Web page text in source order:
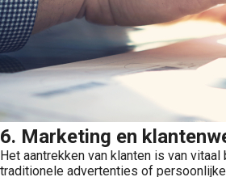
6. Marketing en
Het aantrekken van klanten is van
traditionele advertenties of